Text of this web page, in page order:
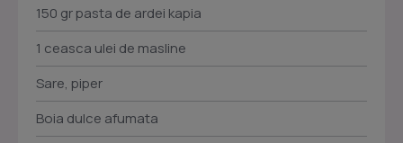
150 gr pasta de ardei kapia
1 ceasca ulei de masline
Sare, piper
Boia dulce afumata